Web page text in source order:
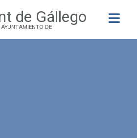
de Gállego
AYUNTAMIENTO DE
Buscar